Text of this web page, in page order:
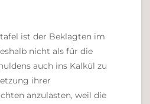
ist der Beklagten im
nicht als für die
auch ins Kalkül zu
ihrer
anzulasten, weil die